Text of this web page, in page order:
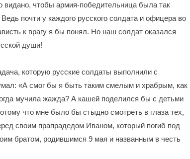
чтобы армия-победительница была так
почти у каждого русского солдата и офицера во
к врагу я бы понял. Но наш солдат оказался
души!
которую русские солдаты выполнили с
«А смог бы я быть таким смелым и храбрым, как
мучила жажда? А кашей поделился бы с детьми
что мне было бы стыдно смотреть в глаза тех,
своим прапрадедом Иваном, который погиб под
братом, родившимся 9 мая и названным в честь